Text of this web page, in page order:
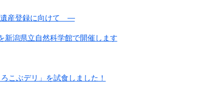
遺産登録に向けて ―
新潟県立自然科学館で開催します
こぶデリ」を試食しました！